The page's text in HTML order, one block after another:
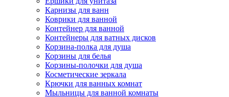
Карнизы для ванн
Коврики для ванной
Контейнер для ванной
Контейнеры для ватных дисков
Корзина-полка для душа
Корзины для белья
Корзины-полочки для душа
Косметические зеркала
Крючки для ванных комнат
Мыльницы для ванной комнаты